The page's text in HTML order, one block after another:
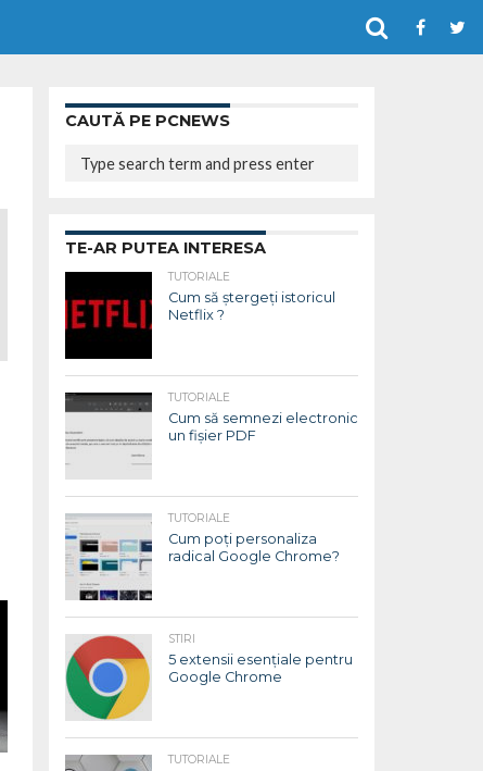
CAUTĂ PE PCNEWS
TE-AR PUTEA INTERESA
TUTORIALE
Cum să ștergeți istoricul
Netflix ?
TUTORIALE
Cum să semnezi electronic
un fișier PDF
TUTORIALE
Cum poți personaliza
radical Google Chrome?
STIRI
5 extensii esențiale pentru
Google Chrome
TUTORIALE